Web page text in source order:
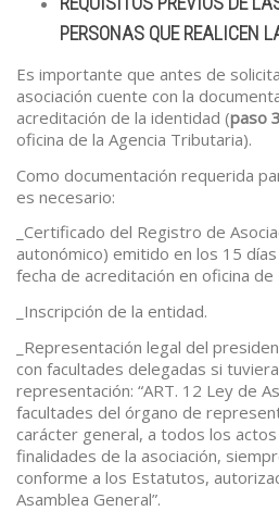
PERSONAS QUE REALICEN
Es importante que antes de
asociación cuente con la
acreditación de la identidad (paso 3
oficina de la Agencia Tributaria).
Como documentación requerida
es necesario:
_Certificado del Registro de
autonómico) emitido en los 15
fecha de acreditación en oficina
_Inscripción de la entidad.
_Representación legal del
con facultades delegadas si
representación: “ART. 12 Ley de
facultades del órgano de
carácter general, a todos los
finalidades de la asociación,
conforme a los Estatutos,
Asamblea General”.